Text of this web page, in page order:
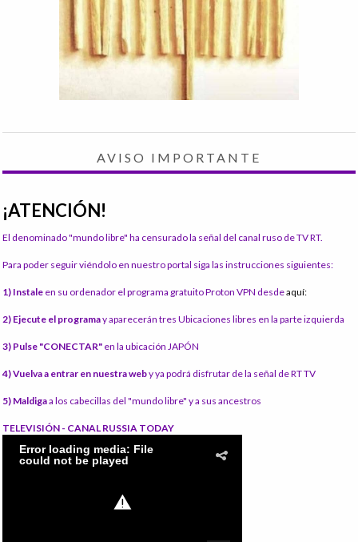
AVISO IMPORTANTE
¡ATENCIÓN!
El denominado "mundo libre" ha censurado la señal del canal ruso de TV RT.
Para poder seguir viéndolo en nuestro portal siga las instrucciones siguientes:
1) Instale en su ordenador el programa gratuito Proton VPN desdeaquí:
2) Ejecute el programay aparecerán tres Ubicaciones libres en la parte izquierda
3) Pulse "CONECTAR" en la ubicación JAPÓN
4) Vuelva a entrar en nuestra weby ya podrá disfrutar de la señal de RT TV
5) Maldigaa los cabecillas del "mundo libre" y a sus ancestros
TELEVISIÓN - CANAL RUSSIA TODAY